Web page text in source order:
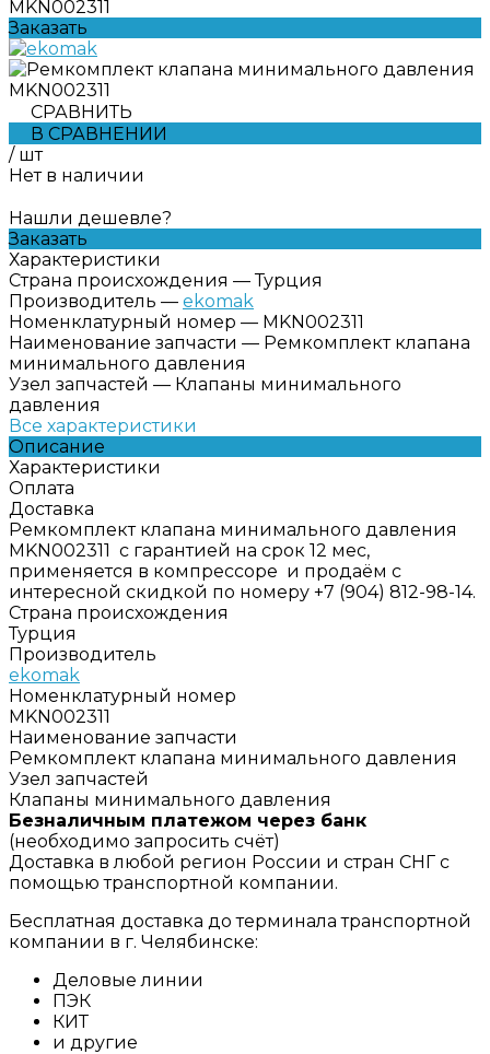
MKN002311
Заказать
СРАВНИТЬ
В СРАВНЕНИИ
/ шт
Нет в наличии
Нашли дешевле?
Заказать
Характеристики
Страна происхождения — Турция
Производитель — ekomak
Номенклатурный номер — MKN002311
Наименование запчасти — Ремкомплект клапана
минимального давления
Узел запчастей — Клапаны минимального
давления
Все характеристики
Описание
Характеристики
Оплата
Доставка
Ремкомплект клапана минимального давления
MKN002311 с гарантией на срок 12 мес,
применяется в компрессоре и продаём с
интересной скидкой по номеру +7 (904) 812-98-14.
Страна происхождения
Турция
Производитель
ekomak
Номенклатурный номер
MKN002311
Наименование запчасти
Ремкомплект клапана минимального давления
Узел запчастей
Клапаны минимального давления
Безналичным платежом через банк
(необходимо запросить счёт)
Доставка в любой регион России и стран СНГ с
помощью транспортной компании.
Бесплатная доставка до терминала транспортной
компании в г. Челябинске:
Деловые линии
ПЭК
КИТ
и другие